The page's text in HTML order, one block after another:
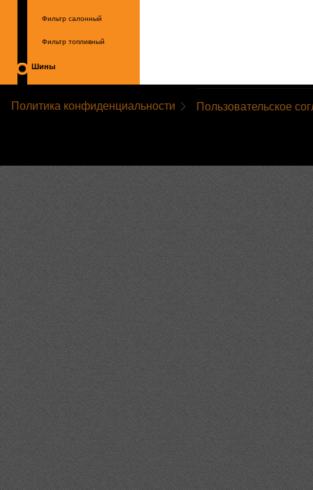
Фильтр салонный
Фильтр топливный
Шины
Политика конфиденциальности Пользовательское